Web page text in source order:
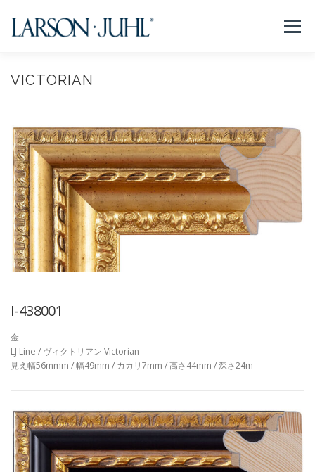
メニュー
NEWS フレームについて
取扱店リスト お問い合わせ 法人のお客様
EN/CN
VICTORIAN
I-438001
金
LJ Line / ヴィクトリアン Victorian
見え幅56mmm / 幅49mm / カカリ7mm / 高さ44mm / 深さ24m